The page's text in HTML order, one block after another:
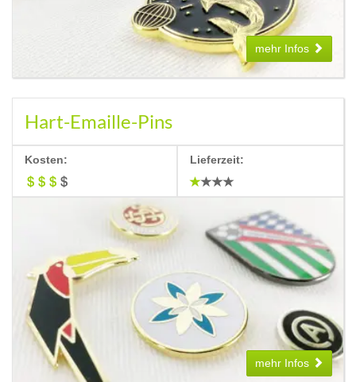
mehr Infos
Hart-Emaille-Pins
Kosten: Lieferzeit:
mehr Infos